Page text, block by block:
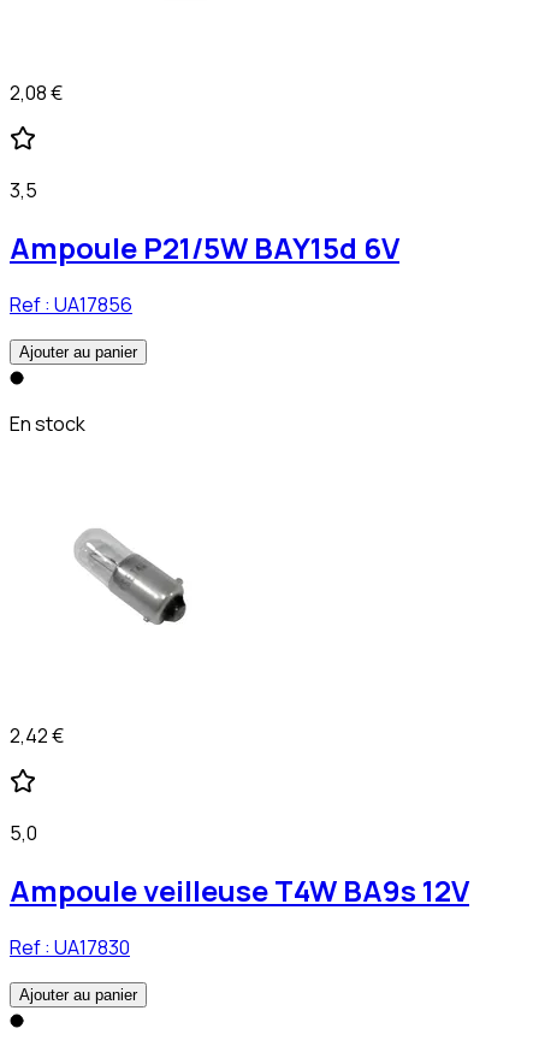
2,08 €
3,5
Ampoule P21/5W BAY15d 6V
Ref : UA17856
Ajouter au panier
En stock
2,42 €
5,0
Ampoule veilleuse T4W BA9s 12V
Ref : UA17830
Ajouter au panier